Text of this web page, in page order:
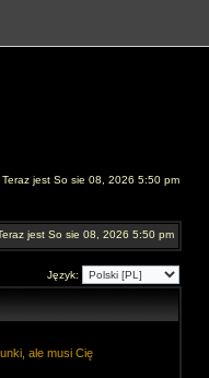
Teraz jest So sie 08, 2026 5:50 pm
jest So sie 08, 2026 5:50 pm
Język:
ale musi Cię